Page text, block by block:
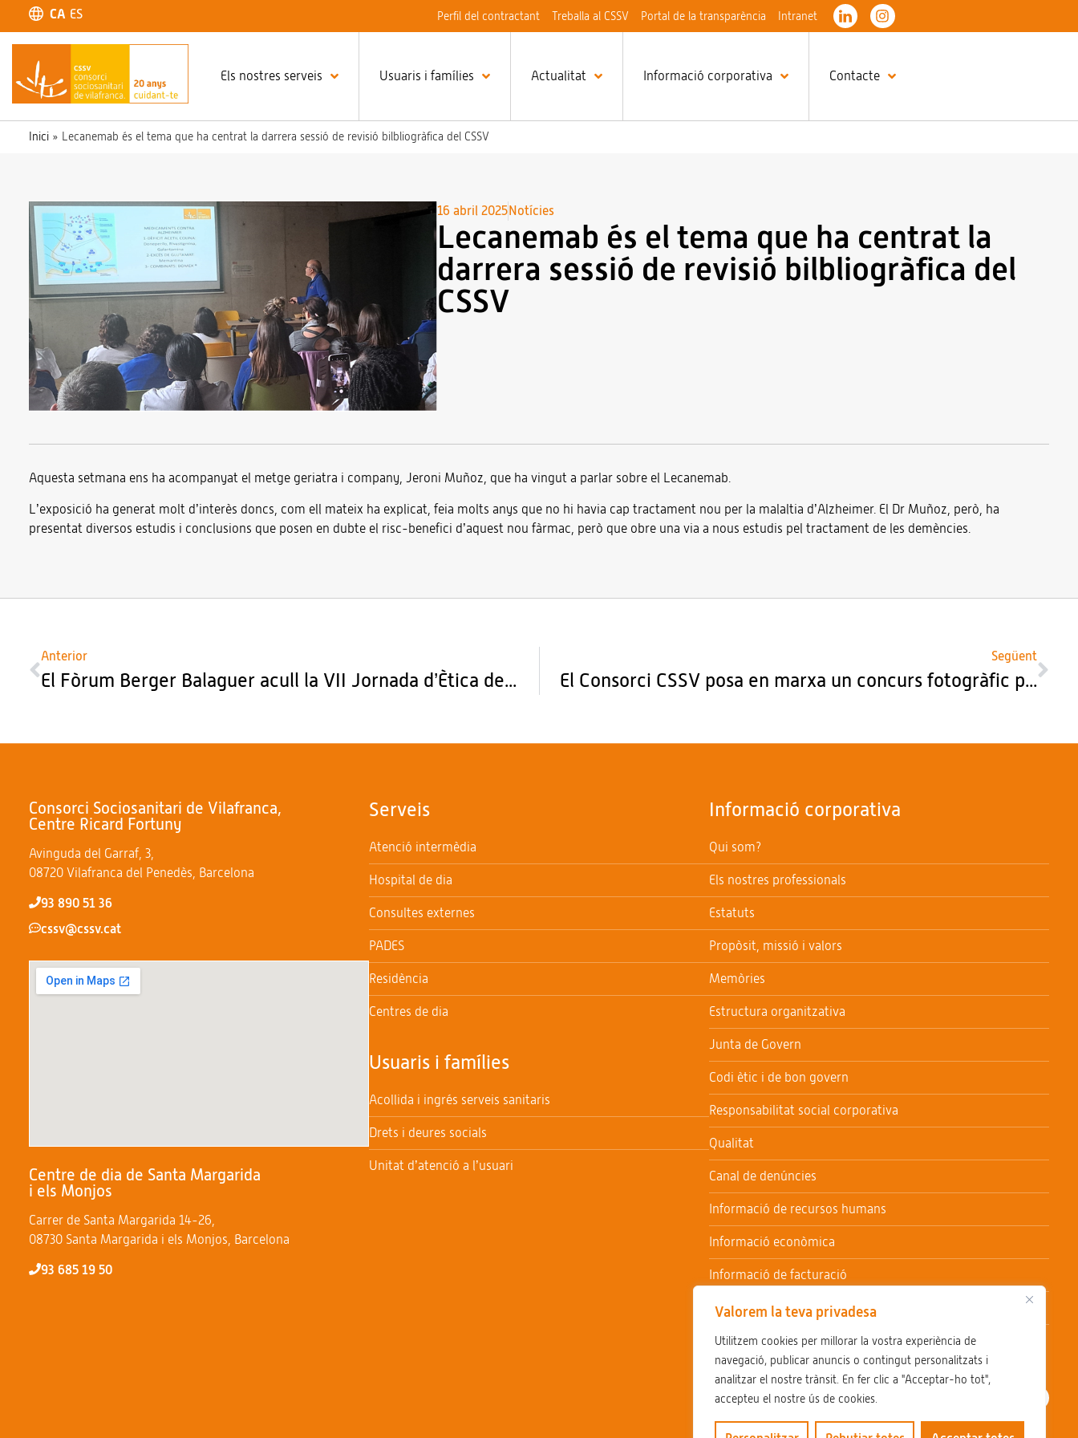
Valorem la teva privadesa
Utilitzem cookies per millorar la vostra experiència de
navegació, publicar anuncis o contingut personalitzats i
analitzar el nostre trànsit. En fer clic a "Acceptar-ho tot",
accepteu el nostre ús de cookies.
CA ES Perfil del contractant Treballa al CSSV Portal de la transparència Intranet
Els nostres serveis Usuaris i famílies Actualitat Informació corporativa Contacte
Inici » Lecanemab és el tema que ha centrat la darrera sessió de revisió bilbliogràfica del CSSV
16 abril 2025Notícies
Lecanemab és el tema que ha centrat la
darrera sessió de revisió bilbliogràfica del
CSSV
Aquesta setmana ens ha acompanyat el metge geriatra i company, Jeroni Muñoz, que ha vingut a parlar sobre el Lecanemab.
L’exposició ha generat molt d’interès doncs, com ell mateix ha explicat, feia molts anys que no hi havia cap tractament nou per la malaltia d’Alzheimer. El Dr Muñoz, però, ha
presentat diversos estudis i conclusions que posen en dubte el risc-benefici d’aquest nou fàrmac, però que obre una via a nous estudis pel tractament de les demències.
Anterior
El Fòrum Berger Balaguer acull la VII Jornada d’Ètica de l’Alt Penedès, que enguany portava per lema “FragMents”
Següent
El Consorci CSSV posa en marxa un concurs fotogràfic per celebrar Sant Jordi amb la gent gran com a protagonista
Consorci Sociosanitari de Vilafranca,
Centre Ricard Fortuny
Avinguda del Garraf, 3,
08720 Vilafranca del Penedès, Barcelona
93 890 51 36
cssv@cssv.cat
Centre de dia de Santa Margarida
i els Monjos
Carrer de Santa Margarida 14-26,
08730 Santa Margarida i els Monjos, Barcelona
93 685 19 50
Serveis
Atenció intermèdia
Hospital de dia
Consultes externes
PADES
Residència
Centres de dia
Usuaris i famílies
Acollida i ingrés serveis sanitaris
Drets i deures socials
Unitat d’atenció a l’usuari
Informació corporativa
Qui som?
Els nostres professionals
Estatuts
Propòsit, missió i valors
Memòries
Estructura organitzativa
Junta de Govern
Codi ètic i de bon govern
Responsabilitat social corporativa
Qualitat
Canal de denúncies
Informació de recursos humans
Informació econòmica
Informació de facturació
Informació de contractació
Treballa al CSSV